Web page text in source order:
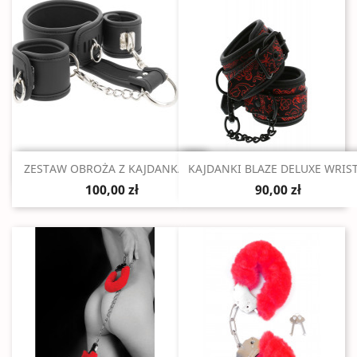
Szybki podgląd
ZESTAW OBROŻA Z KAJDANKAMI
100,00 zł
Szybki podgląd
KAJDANKI BLAZE DELUXE
90,00 zł